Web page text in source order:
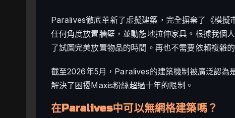
Paralives徹底革新了虛擬建築，完全摒棄了《模
任何角度放置牆壁，並動態地拉伸家具。根據我個
了試圖完美放置物品的時間。再也不需要依賴複雜
截至2026年5月，Paralives的建築機制被廣泛認為
解決了困擾Maxis粉絲超過十年的限制。
在Paralives中可以無網格建築嗎？